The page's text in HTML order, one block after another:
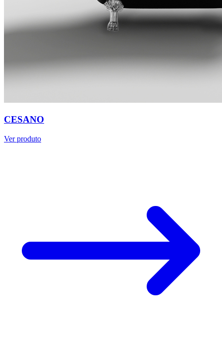
CESANO
Ver produto